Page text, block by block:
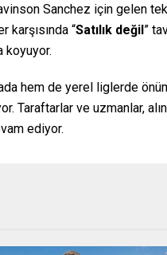
Sanchez için gelen
karşısında “Satılık değil”
koyuyor.
hem de yerel liglerde
Taraftarlar ve uzmanlar,
ediyor.